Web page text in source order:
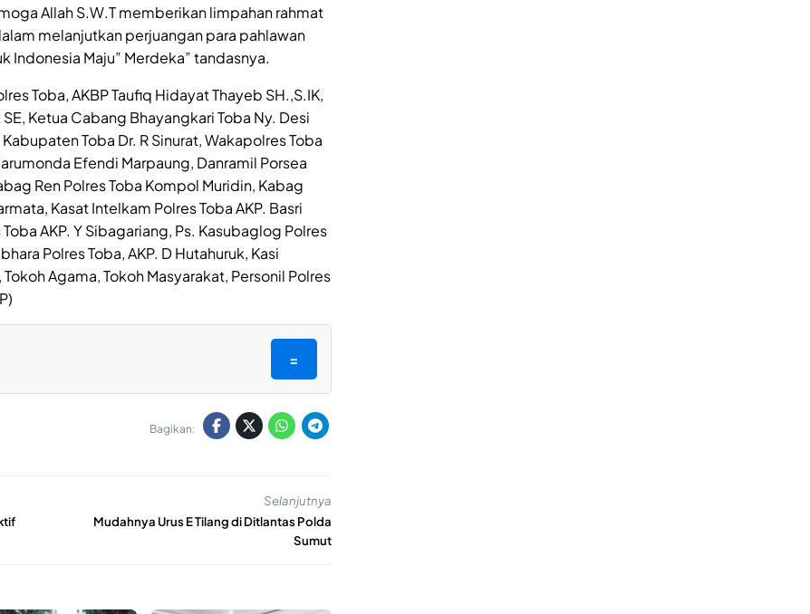
Allah S.W.T memberikan limpahan rahmat
melanjutkan perjuangan para pahlawan
Indonesia Maju” Merdeka” tandasnya.
Toba, AKBP Taufiq Hidayat Thayeb SH.,S.IK,
Ketua Cabang Bhayangkari Toba Ny. Desi
Toba Dr. R Sinurat, Wakapolres Toba
Efendi Marpaung, Danramil Porsea
Ren Polres Toba Kompol Muridin, Kabag
Kasat Intelkam Polres Toba AKP. Basri
AKP. Y Sibagariang, Ps. Kasubaglog Polres
Polres Toba, AKP. D Hutahuruk, Kasi
Agama, Tokoh Masyarakat, Personil Polres
=
Bagikan:
Selanjutnya
Mudahnya Urus E Tilang di Ditlantas Polda
Sumut